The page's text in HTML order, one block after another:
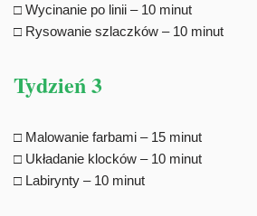
□ Wycinanie po linii – 10 minut
□ Rysowanie szlaczków – 10 minut
Tydzień 3
□ Malowanie farbami – 15 minut
□ Układanie klocków – 10 minut
□ Labirynty – 10 minut